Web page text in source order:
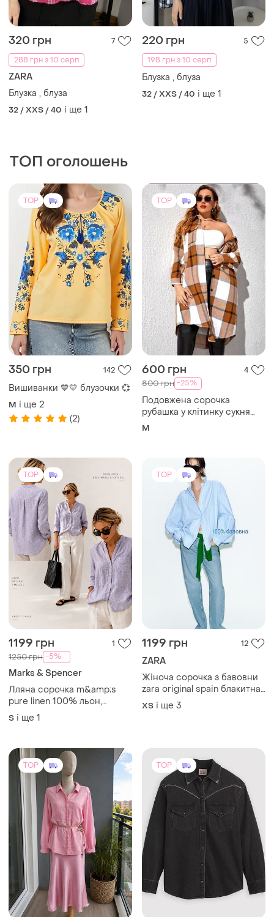
320 грн
7
288 грн з 10 серп
ZARA
Блузка , блуза
32 / XXS / 40 і ще 1
220 грн
5
198 грн з 10 серп
Блузка , блуза
32 / XXS / 40 і ще 1
ТОП оголошень
TOP
350 грн 142
Вишиванки 💙💛 блузочки 💞
M і ще 2
(2)
TOP
600 грн 4
800 грн -25%
Подовжена сорочка
рубашка у клітинку сукня
тоендова стильна базова
M
TOP
1199 грн 1
1250 грн -5%
Marks & Spencer
Лляна сорочка m&amp;s
pure linen 100% льон,
світло-бузкова
S і ще 1
TOP
1199 грн 12
ZARA
Жіноча сорочка з бавовни
zara original spain блакитна
сорочка зара xs-m
ХS і ще 3
TOP TOP